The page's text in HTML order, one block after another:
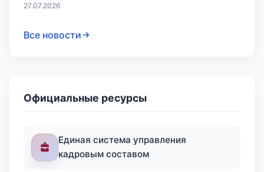
27.07.2026
Все новости
Официальные ресурсы
Единая система управления
кадровым составом